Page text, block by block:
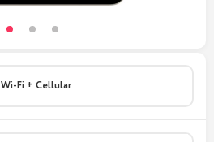
Wi-Fi + Cellular